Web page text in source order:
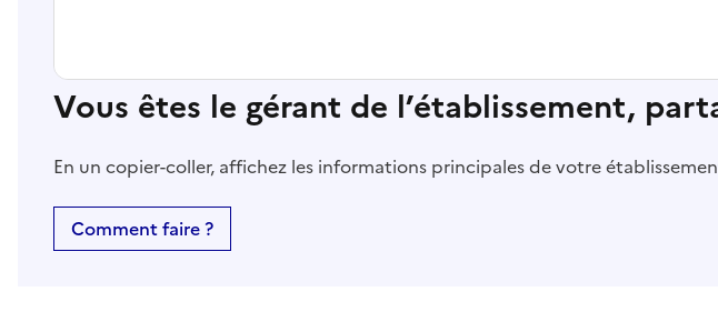
Vous êtes le gérant de l’établissement,
En un copier-coller, affichez les informations principales de votre
Comment faire ?